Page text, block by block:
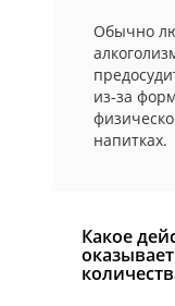
Обычно
из-за
напитках.
Какое